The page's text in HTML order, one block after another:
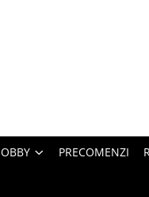
PRECOMENZI